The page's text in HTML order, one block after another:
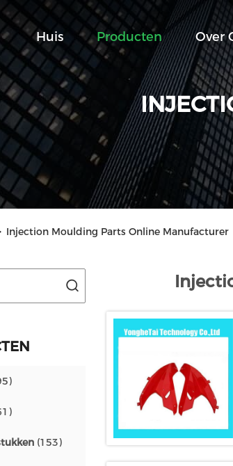
Huis Producten Over
Injection Moulding Parts Online Manufacturer
(153)